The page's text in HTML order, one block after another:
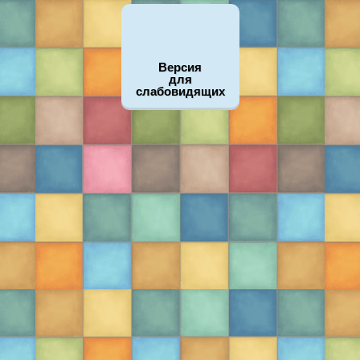
Версия
для
слабовидящих